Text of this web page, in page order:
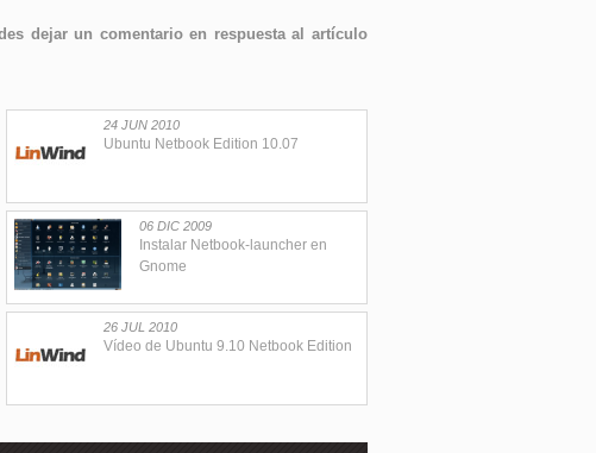
dejar un comentario en respuesta al artículo
24 JUN 2010
Ubuntu Netbook Edition 10.07
06 DIC 2009
Instalar Netbook-launcher en
Gnome
26 JUL 2010
Vídeo de Ubuntu 9.10 Netbook Edition